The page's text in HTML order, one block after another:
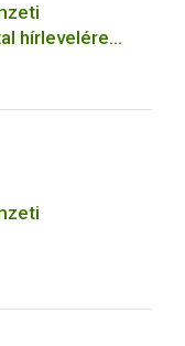
hírlevelére
érintetti jogok